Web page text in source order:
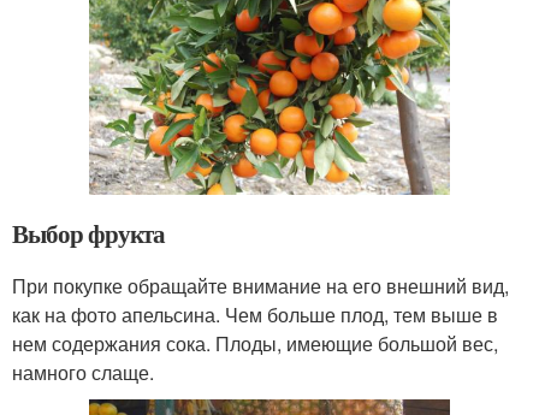
Выбор фрукта
При покупке обращайте внимание на его внешний вид,
как на фото апельсина. Чем больше плод, тем выше в
нем содержания сока. Плоды, имеющие большой вес,
намного слаще.